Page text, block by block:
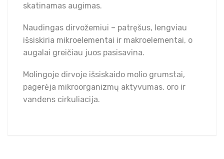
skatinamas augimas.
Naudingas dirvožemiui – patręšus, lengviau
išsiskiria mikroelementai ir makroelementai, o
augalai greičiau juos pasisavina.
Molingoje dirvoje išsiskaido molio grumstai,
pagerėja mikroorganizmų aktyvumas, oro ir
vandens cirkuliacija.